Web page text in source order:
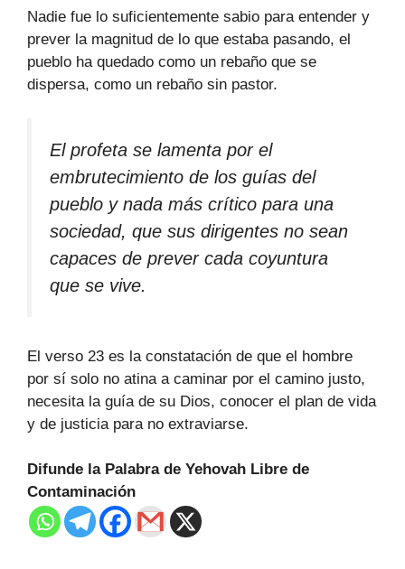
Nadie fue lo suficientemente sabio para entender y
prever la magnitud de lo que estaba pasando, el
pueblo ha quedado como un rebaño que se
dispersa, como un rebaño sin pastor.
El profeta se lamenta por el
embrutecimiento de los guías del
pueblo y nada más crítico para una
sociedad, que sus dirigentes no sean
capaces de prever cada coyuntura
que se vive.
El verso 23 es la constatación de que el hombre
por sí solo no atina a caminar por el camino justo,
necesita la guía de su Dios, conocer el plan de vida
y de justicia para no extraviarse.
Difunde la Palabra de Yehovah Libre de
Contaminación